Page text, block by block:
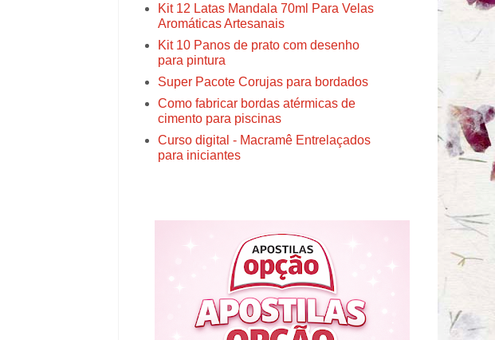
Kit 12 Latas Mandala 70ml Para Velas
Aromáticas Artesanais
Kit 10 Panos de prato com desenho
para pintura
Super Pacote Corujas para bordados
Como fabricar bordas atérmicas de
cimento para piscinas
Curso digital - Macramê Entrelaçados
para iniciantes